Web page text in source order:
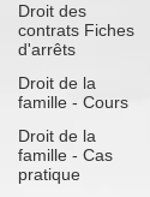
Droit des
contrats Fiches
d'arrêts
Droit de la
famille - Cours
Droit de la
famille - Cas
pratique